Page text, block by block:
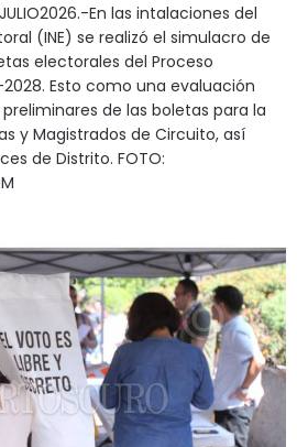
En las intalaciones del
(INE) se realizó el simulacro de
electorales del Proceso
Esto como una evaluación
de las boletas para la
y Magistrados de Circuito, así
de Distrito. FOTO: